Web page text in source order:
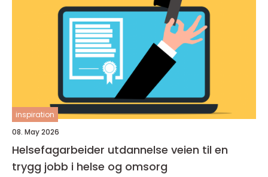
inspiration
08. May 2026
Helsefagarbeider utdannelse veien til en
trygg jobb i helse og omsorg